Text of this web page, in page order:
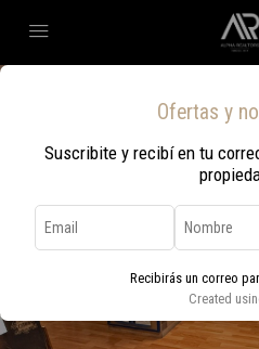
Ofertas y
Suscribite y recibí en tu
Recibirás un correo
Created